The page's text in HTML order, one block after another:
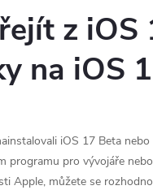
z iOS
na iOS
iOS 17 Beta
programu pro vývojáře
Apple, můžete se